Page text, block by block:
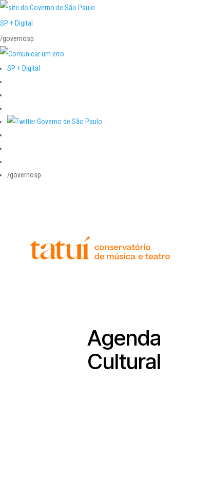
SP + Digital
/governosp
SP + Digital
/governosp
Agenda
Cultural